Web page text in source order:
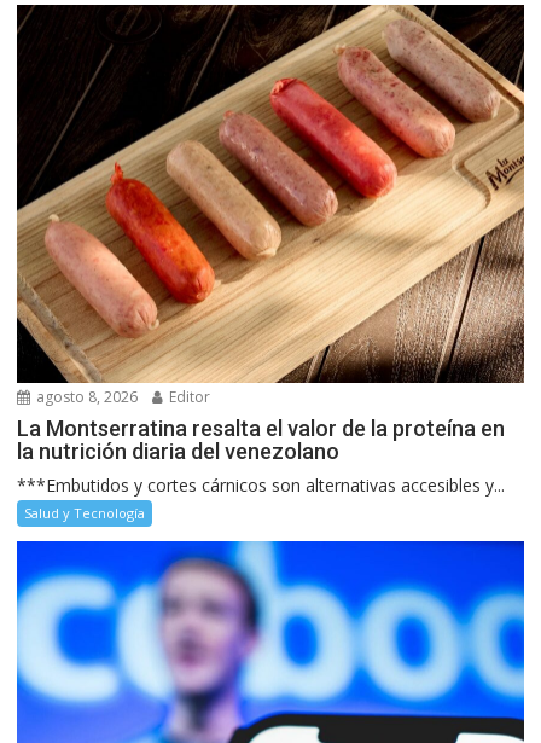
agosto 8, 2026 Editor
La Montserratina resalta el valor de la proteína en
la nutrición diaria del venezolano
***Embutidos y cortes cárnicos son alternativas accesibles y...
Salud y Tecnología